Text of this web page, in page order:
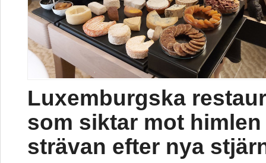
Luxemburgska
som siktar mot
strävan efter nya